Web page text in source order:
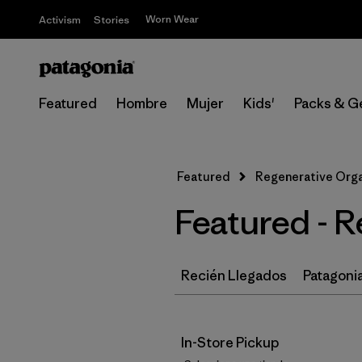
Activism Stories Worn Wear
Featured Hombre Mujer Kids' Packs &
Featured Regenerative
Featured -
Recién Llegados
In-Store Pickup